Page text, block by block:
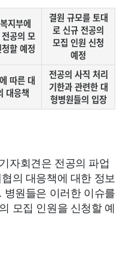
지부에
공의 모
할 예정
결원 규모를 토대
로 신규 전공의
모집 인원 신청
예정
따른 대
대응책
전공의 사직 처리
기한과 관련한 대
형병원들의 입장
자회견은 전공의 파업
의 대응책에 대한 정보
원들은 이러한 이슈를
모집 인원을 신청할 예